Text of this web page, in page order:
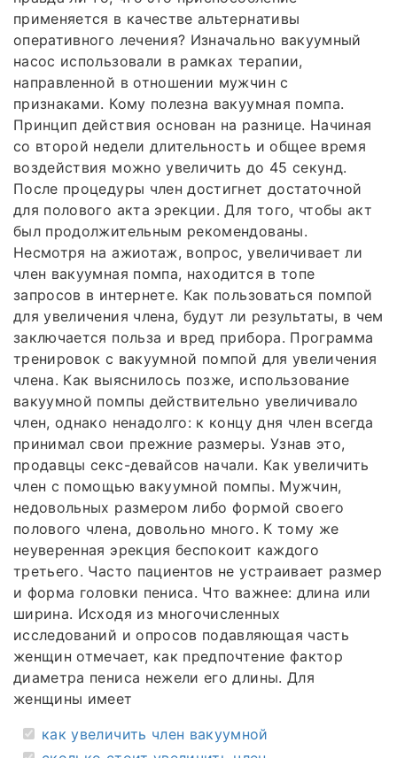
применяется в качестве альтернативы
оперативного лечения? Изначально вакуумный
насос использовали в рамках терапии,
направленной в отношении мужчин с
признаками. Кому полезна вакуумная помпа.
Принцип действия основан на разнице. Начиная
со второй недели длительность и общее время
воздействия можно увеличить до 45 секунд.
После процедуры член достигнет достаточной
для полового акта эрекции. Для того, чтобы акт
был продолжительным рекомендованы.
Несмотря на ажиотаж, вопрос, увеличивает ли
член вакуумная помпа, находится в топе
запросов в интернете. Как пользоваться помпой
для увеличения члена, будут ли результаты, в чем
заключается польза и вред прибора. Программа
тренировок с вакуумной помпой для увеличения
члена. Как выяснилось позже, использование
вакуумной помпы действительно увеличивало
член, однако ненадолго: к концу дня член всегда
принимал свои прежние размеры. Узнав это,
продавцы секс-девайсов начали. Как увеличить
член с помощью вакуумной помпы. Мужчин,
недовольных размером либо формой своего
полового члена, довольно много. К тому же
неуверенная эрекция беспокоит каждого
третьего. Часто пациентов не устраивает размер
и форма головки пениса. Что важнее: длина или
ширина. Исходя из многочисленных
исследований и опросов подавляющая часть
женщин отмечает, как предпочтение фактор
диаметра пениса нежели его длины. Для
женщины имеет
как увеличить член вакуумной